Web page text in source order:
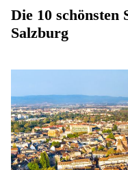
Die 10 schönsten
Salzburg